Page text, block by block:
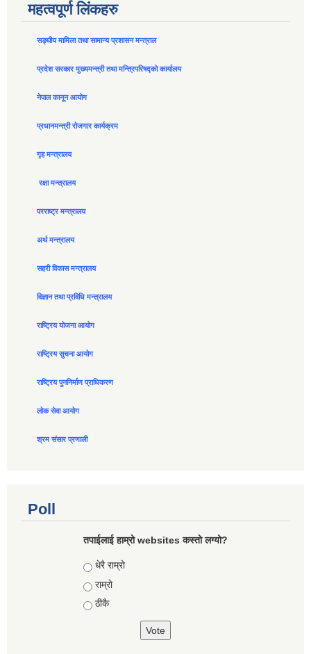
महत्वपूर्ण लिंकहरु
सङ्घीय मामिला तथा सामान्य प्रशासन मन्त्राल
प्रदेश सरकार मुख्यमन्त्री तथा मन्त्रिपरिषद्को कार्यालय
नेपाल कानून आयोग
प्रधानमन्त्री रोजगार कार्यक्रम
गृह मन्त्रालय
रक्षा मन्त्रालय
परराष्ट्र मन्त्रालय
अर्थ मन्त्रालय
सहरी विकास मन्त्रालय
विज्ञान तथा प्रविधि मन्त्रालय
राष्ट्रिय योजना आयोग
राष्ट्रिय सुचना आयोग
राष्ट्रिय पुननिर्माण प्राधिकरण
लोक सेवा आयोग
श्रम संसार प्रणाली
Poll
तपाईलाई हाम्रो websites कस्तो लग्यो?
Choices
धेरै राम्रो
राम्रो
ठीकै